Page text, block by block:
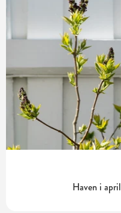
Haven i april